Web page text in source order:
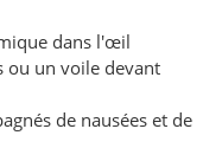
dans l'œil
ou un voile devant
de nausées et de